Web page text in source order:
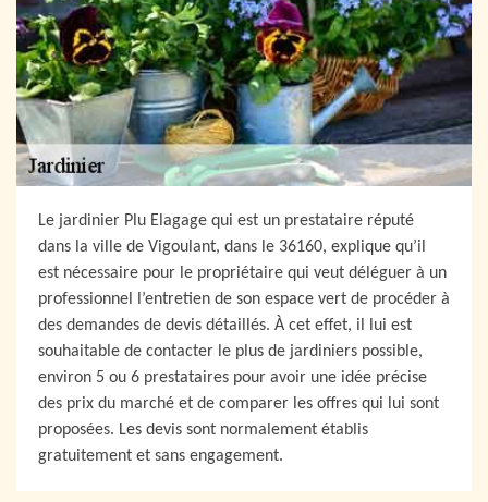
Le jardinier Plu Elagage qui est un prestataire réputé
dans la ville de Vigoulant, dans le 36160, explique qu’il
est nécessaire pour le propriétaire qui veut déléguer à un
professionnel l’entretien de son espace vert de procéder à
des demandes de devis détaillés. À cet effet, il lui est
souhaitable de contacter le plus de jardiniers possible,
environ 5 ou 6 prestataires pour avoir une idée précise
des prix du marché et de comparer les offres qui lui sont
proposées. Les devis sont normalement établis
gratuitement et sans engagement.